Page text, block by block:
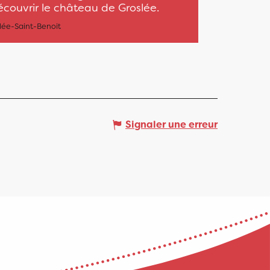
le château de Groslée.
Saint-Benoit
Signaler une erreur